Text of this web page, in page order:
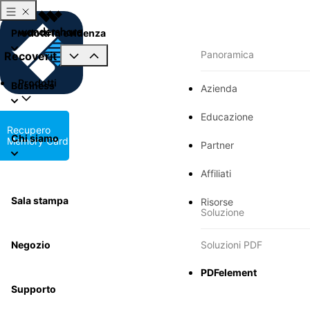
Prodotti in evidenza
Business
Panoramica
Azienda
Educazione
Partner
Affiliati
Risorse
Soluzione
Soluzioni PDF
PDFelement
Chi siamo
Sala stampa
Negozio
Supporto
Recoverit
Prodotti
Recupero
Memory Card